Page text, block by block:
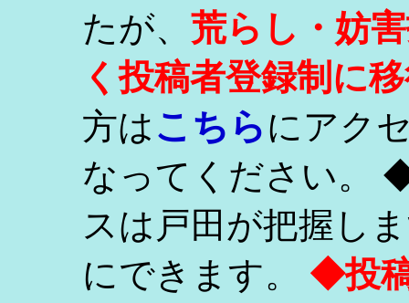
たが、 荒らし・妨
く投稿者登録制に
方はこちらにアク
なってください。
スは戸田が把握し
にできます。 ◆投